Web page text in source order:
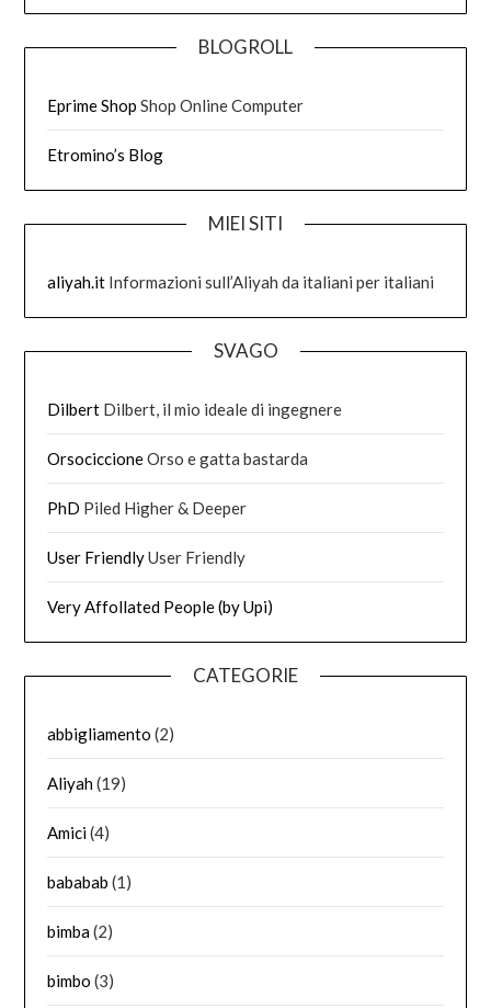
BLOGROLL
Eprime Shop Shop Online Computer
Etromino’s Blog
MIEI SITI
aliyah.it Informazioni sull’Aliyah da italiani per italiani
SVAGO
Dilbert Dilbert, il mio ideale di ingegnere
OrsociccioneOrso e gatta bastarda
PhD Piled Higher & Deeper
User FriendlyUser Friendly
Very Affollated People (by Upi)
CATEGORIE
abbigliamento (2)
Aliyah(19)
Amici(4)
bababab (1)
bimba(2)
bimbo (3)